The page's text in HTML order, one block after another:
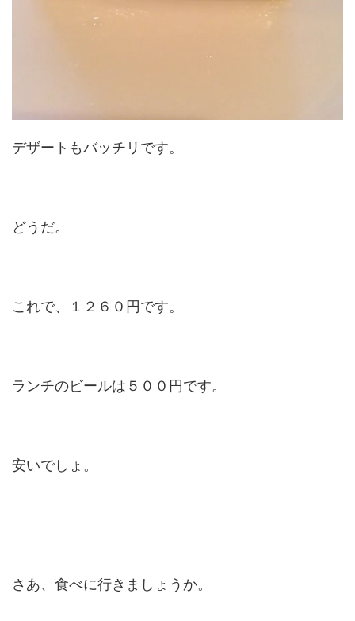
デザートもバッチリです。
どうだ。
これで、１２６０円です。
ランチのビールは５００円です。
安いでしょ。
さあ、食べに行きましょうか。